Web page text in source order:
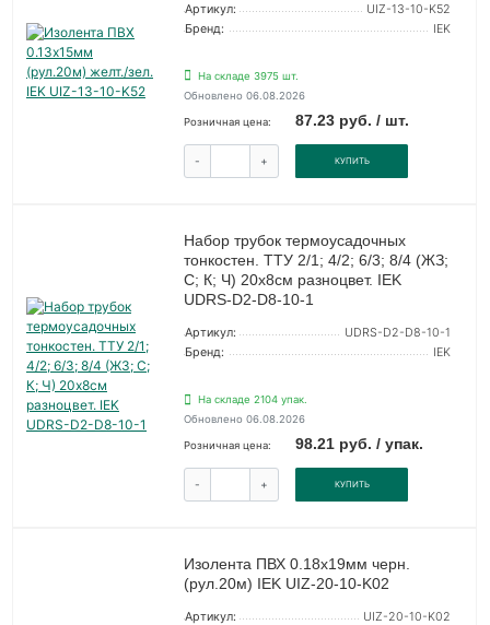
Артикул:
UIZ-13-10-K52
Бренд:
IEK
На складе 3975 шт.
Обновлено 06.08.2026
Розничная цена: 87.23 руб. / шт.
- + КУПИТЬ
Набор трубок термоусадочных
тонкостен. ТТУ 2/1; 4/2; 6/3; 8/4 (ЖЗ;
С; К; Ч) 20х8см разноцвет. IEK
UDRS-D2-D8-10-1
Артикул:
UDRS-D2-D8-10-1
Бренд:
IEK
На складе 2104 упак.
Обновлено 06.08.2026
Розничная цена: 98.21 руб. / упак.
- + КУПИТЬ
Изолента ПВХ 0.18х19мм черн.
(рул.20м) IEK UIZ-20-10-K02
Артикул:
UIZ-20-10-K02